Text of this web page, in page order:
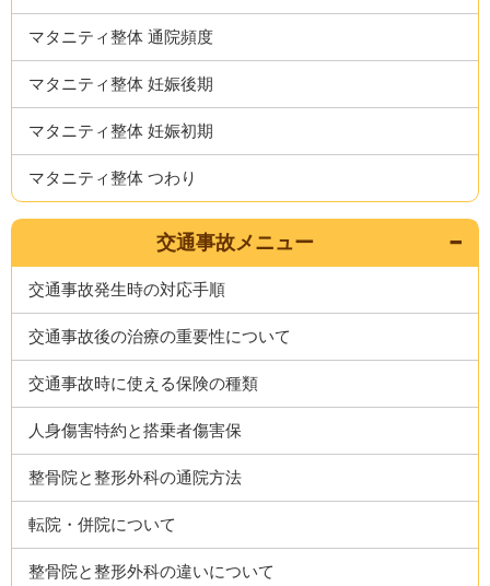
マタニティ整体 通院頻度
マタニティ整体 妊娠後期
マタニティ整体 妊娠初期
マタニティ整体 つわり
交通事故メニュー
交通事故発生時の対応手順
交通事故後の治療の重要性について
交通事故時に使える保険の種類
人身傷害特約と搭乗者傷害保
整骨院と整形外科の通院方法
転院・併院について
整骨院と整形外科の違いについて